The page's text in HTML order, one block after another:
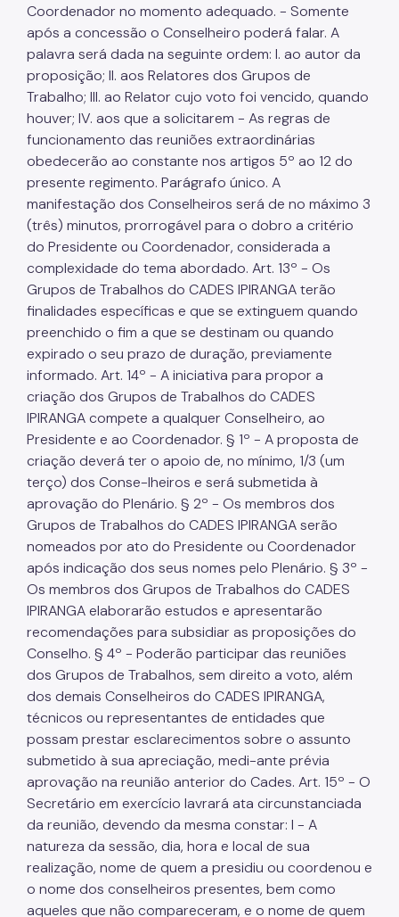
Coordenador no momento adequado. - Somente
após a concessão o Conselheiro poderá falar. A
palavra será dada na seguinte ordem: I. ao autor da
proposição; II. aos Relatores dos Grupos de
Trabalho; III. ao Relator cujo voto foi vencido, quando
houver; IV. aos que a solicitarem - As regras de
funcionamento das reuniões extraordinárias
obedecerão ao constante nos artigos 5º ao 12 do
presente regimento. Parágrafo único. A
manifestação dos Conselheiros será de no máximo 3
(três) minutos, prorrogável para o dobro a critério
do Presidente ou Coordenador, considerada a
complexidade do tema abordado. Art. 13º - Os
Grupos de Trabalhos do CADES IPIRANGA terão
finalidades específicas e que se extinguem quando
preenchido o fim a que se destinam ou quando
expirado o seu prazo de duração, previamente
informado. Art. 14º - A iniciativa para propor a
criação dos Grupos de Trabalhos do CADES
IPIRANGA compete a qualquer Conselheiro, ao
Presidente e ao Coordenador. § 1º - A proposta de
criação deverá ter o apoio de, no mínimo, 1/3 (um
terço) dos Conse-lheiros e será submetida à
aprovação do Plenário. § 2º - Os membros dos
Grupos de Trabalhos do CADES IPIRANGA serão
nomeados por ato do Presidente ou Coordenador
após indicação dos seus nomes pelo Plenário. § 3º -
Os membros dos Grupos de Trabalhos do CADES
IPIRANGA elaborarão estudos e apresentarão
recomendações para subsidiar as proposições do
Conselho. § 4º - Poderão participar das reuniões
dos Grupos de Trabalhos, sem direito a voto, além
dos demais Conselheiros do CADES IPIRANGA,
técnicos ou representantes de entidades que
possam prestar esclarecimentos sobre o assunto
submetido à sua apreciação, medi-ante prévia
aprovação na reunião anterior do Cades. Art. 15º - O
Secretário em exercício lavrará ata circunstanciada
da reunião, devendo da mesma constar: I - A
natureza da sessão, dia, hora e local de sua
realização, nome de quem a presidiu ou coordenou e
o nome dos conselheiros presentes, bem como
aqueles que não compareceram, e o nome de quem